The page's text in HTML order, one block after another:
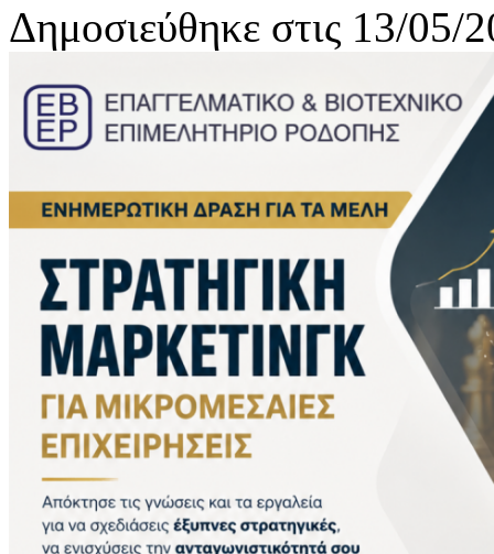
Δημοσιεύθηκε στις 13/05/